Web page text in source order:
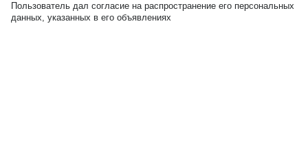
Пользователь дал согласие на распространение его персональных
данных, указанных в его объявлениях